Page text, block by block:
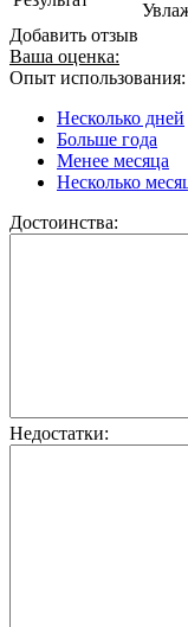
Добавить отзыв
Ваша оценка:
Опыт использования:
Несколько дней
Больше года
Менее месяца
Несколько
Достоинства:
Недостатки: